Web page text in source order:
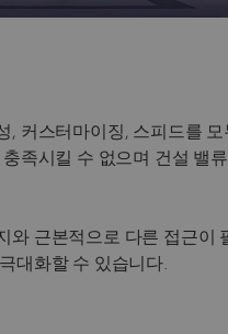
, 커스터마이징, 스피드를
족시킬 수 없으며 건설 밸
와 근본적으로 다른 접근이
대화할 수 있습니다.